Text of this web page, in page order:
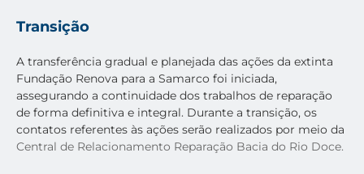
Transição
A transferência gradual e planejada das ações da extinta
Fundação Renova para a Samarco foi iniciada,
assegurando a continuidade dos trabalhos de reparação
de forma definitiva e integral. Durante a transição, os
contatos referentes às ações serão realizados por meio da
Central de Relacionamento Reparação Bacia do Rio Doce.